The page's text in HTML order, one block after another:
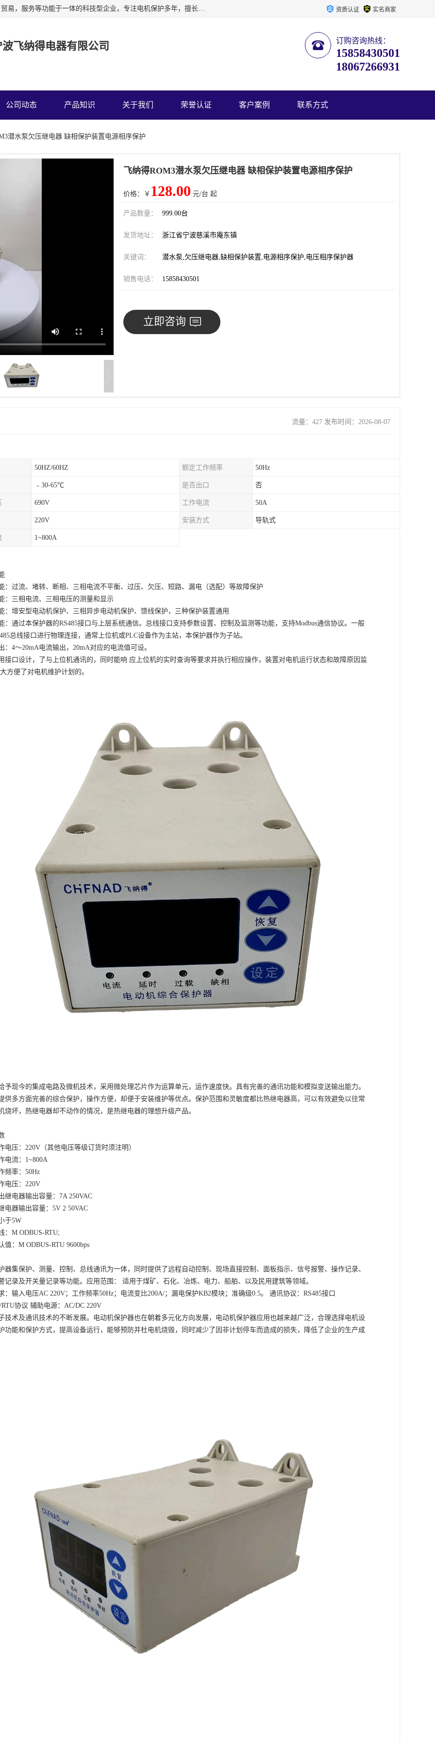
宁波飞纳得电器有限公司以工业电器为主导，集研发，制造，贸易，服务等功能于一体的科技型企业，专注电机保护多年，擅长单片机技术在工业控制、电力电子、汽车电子等领域的应用。主要产品有电机保护器，缺相保护器，相序保护器，电压电流表，浪涌保护器，温控器等我们的使命是通过系统的解决方案为客户创造高的价值，我们也热诚欢迎国内外客户来公司考察交流。 资质认证 实名商家
波飞纳得电器有限公司 订购咨询热线：
15858430501
18067266931
公司动态 产品知识 关于我们 荣誉认证 客户案例 联系方式
潜水泵欠压继电器 缺相保护装置电源相序保护
飞纳得ROM3潜水泵欠压继电器 缺相保护装置电源相序保护
价格：￥ 128.00 元/台 起
产品数量： 999.00台
发货地址： 浙江省宁波慈溪市庵东镇
关键词： 潜水泵,欠压继电器,缺相保护装置,电源相序保护,电压相序保护器
销售电话： 15858430501
立即咨询
流量：427 发布时间：2026-08-07
50HZ/60HZ 额定工作频率 50Hz
﹣30-65℃ 是否出口 否
690V 工作电流 50A
220V 安装方式 导轨式
1~800A
：过流、堵转、断相、三相电流不平衡、过压、欠压、短路、漏电（选配）等故障保护
：三相电流、三相电压的测量和显示
：增安型电动机保护、三相异步电动机保护、馈线保护，三种保护装置通用
：通过本保护器的RS485接口与上层系统通信。总线接口支持参数设置、控制及监测等功能，支持Modbus通信协议。一般
总线接口进行物理连接，通常上位机或PLC设备作为主站，本保护器作为子站。
： 4～20mA电流输出，20mA对应的电流值可设。
接口设计，了与上位机通讯的，同时能响 应上位机的实时查询等要求并执行相应操作，装置对电机运行状态和故障原因监
方便了对电机维护计划的。
予现今的集成电路及微机技术，采用微处理芯片作为运算单元，运作速度快。具有完善的通讯功能和模拟变送输出能力。
供多方面完善的综合保护，操作方便，却便于安装维护等优点。保护范围和灵敏度都比热继电器高，可以有效避免以往常
烧坏，热继电器却不动作的情况，是热继电器的理想升级产品。
电压： 220V（其他电压等级订货时须注明）
电流： 1~800A
频率： 50Hz
电压： 220V
继电器输出容量： 7A 250VAC
电器输出容量： 5V 2 50VAC
于5W
： M ODBUS-RTU;
值： M ODBUS-RTU 9600bps
器集保护、测量、控制、总线通讯为一体，同时提供了远程自动控制、现场直接控制、面板指示、信号报警、操作记录、
记录及开关量记录等功能。应用范围：
适用于煤矿、石化、冶炼、电力、船舶、以及民用建筑等领域。
：输入电压AC 220V；工作频率50Hz；电流变比200A/；漏电保护KB2模块；准确级0.5。 通讯协议：RS485接口
RTU协议 辅助电源：AC/DC 220V
技术及通讯技术的不断发展。电动机保护器也在朝着多元化方向发展，电动机保护器应用也越来越广泛，合理选择电机设
功能和保护方式，提高设备运行，能够预防并杜电机烧毁，同时减少了因非计划停车而造成的损失，降低了企业的生产成